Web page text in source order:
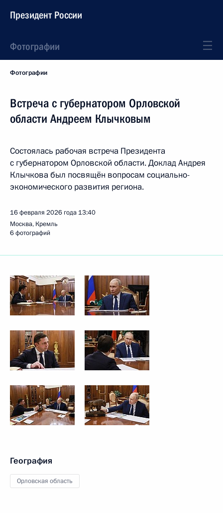
Президент России
Фотографии
Фотографии
Встреча с губернатором Орловской
области Андреем Клычковым
Состоялась рабочая встреча Президента
с губернатором Орловской области. Доклад Андрея
Клычкова был посвящён вопросам социально-
экономического развития региона.
16 февраля 2026 года 13:40
Москва, Кремль
6 фотографий
География
Орловская область